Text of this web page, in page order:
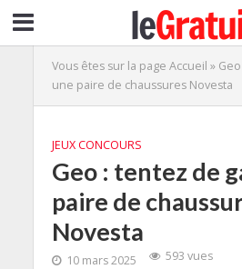
Vous êtes sur la page Accueil »
une paire de chaussures Novesta
JEUX CONCOURS
Geo : tentez de
paire de
Novesta
10 mars 2025
593 vues